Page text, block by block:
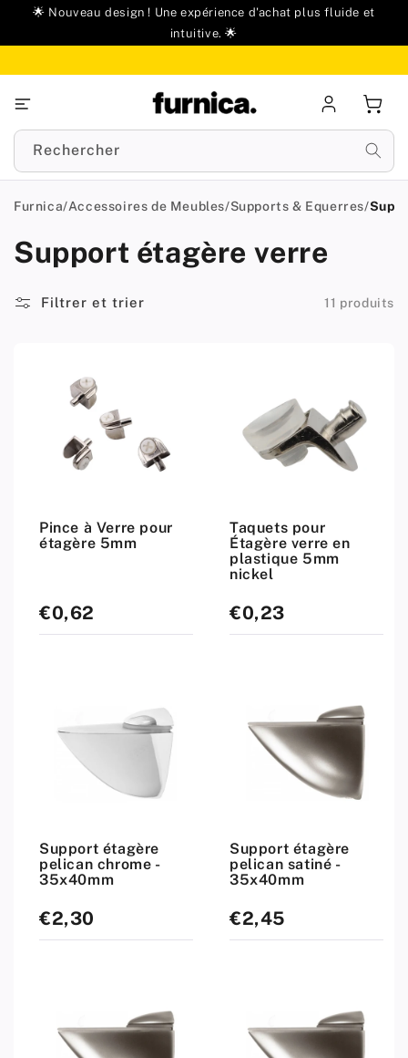
🌟 Nouveau design ! Une expérience d'achat plus fluide et
intuitive. 🌟
connecter
Rechercher
Furnica/Accessoires de Meubles/Supports & Equerres/
Support étagère verre
Filtrer et trier 11 produits
Pince à Verre pour
étagère 5mm
Prix
standard
€0,62
Taquets pour
Étagère verre en
plastique 5mm
nickel
Prix
standard
€0,23
Support étagère
pelican chrome -
35x40mm
Prix
standard
€2,30
Support étagère
pelican satiné -
35x40mm
Prix
standard
€2,45